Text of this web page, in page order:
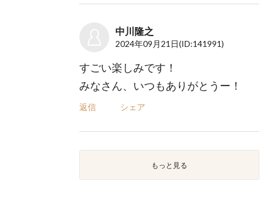
中川隆之
2024年09月21日(ID:141991)
すごい楽しみです！
みなさん、いつもありがとうー！
返信 シェア
もっと見る